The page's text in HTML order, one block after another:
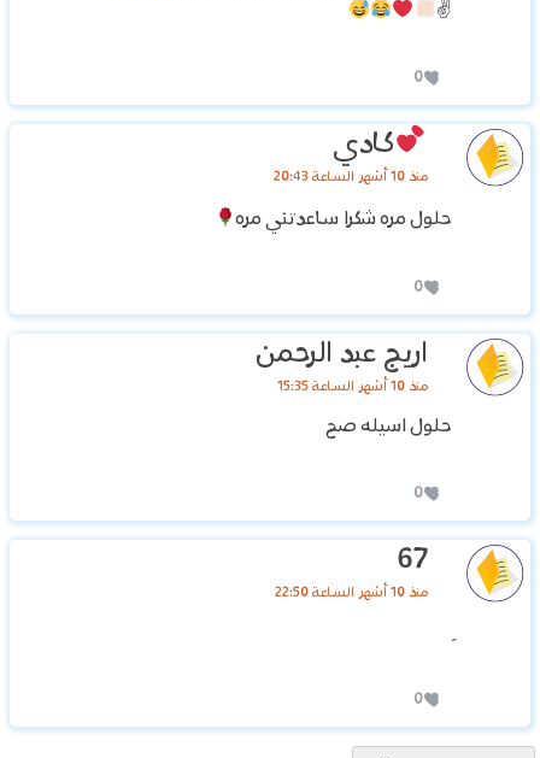
✌
0
كادي
منذ 10 أشهر الساعة 20:43
حلول مره شكرا ساعدتني مره
0
اريج عبد الرحمن
منذ 10 أشهر الساعة 15:35
حلول اسىله صح
0
67
منذ 10 أشهر الساعة 22:50
0